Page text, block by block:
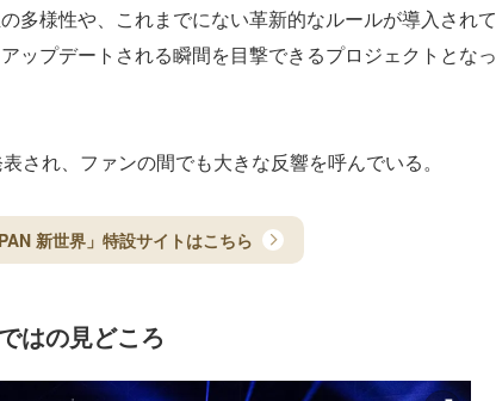
多様性や、これまでにない革新的なルールが導入されて
ップデートされる瞬間を目撃できるプロジェクトとなっ
され、ファンの間でも大きな反響を呼んでいる。
新世界」特設サイトはこちら
はの見どころ